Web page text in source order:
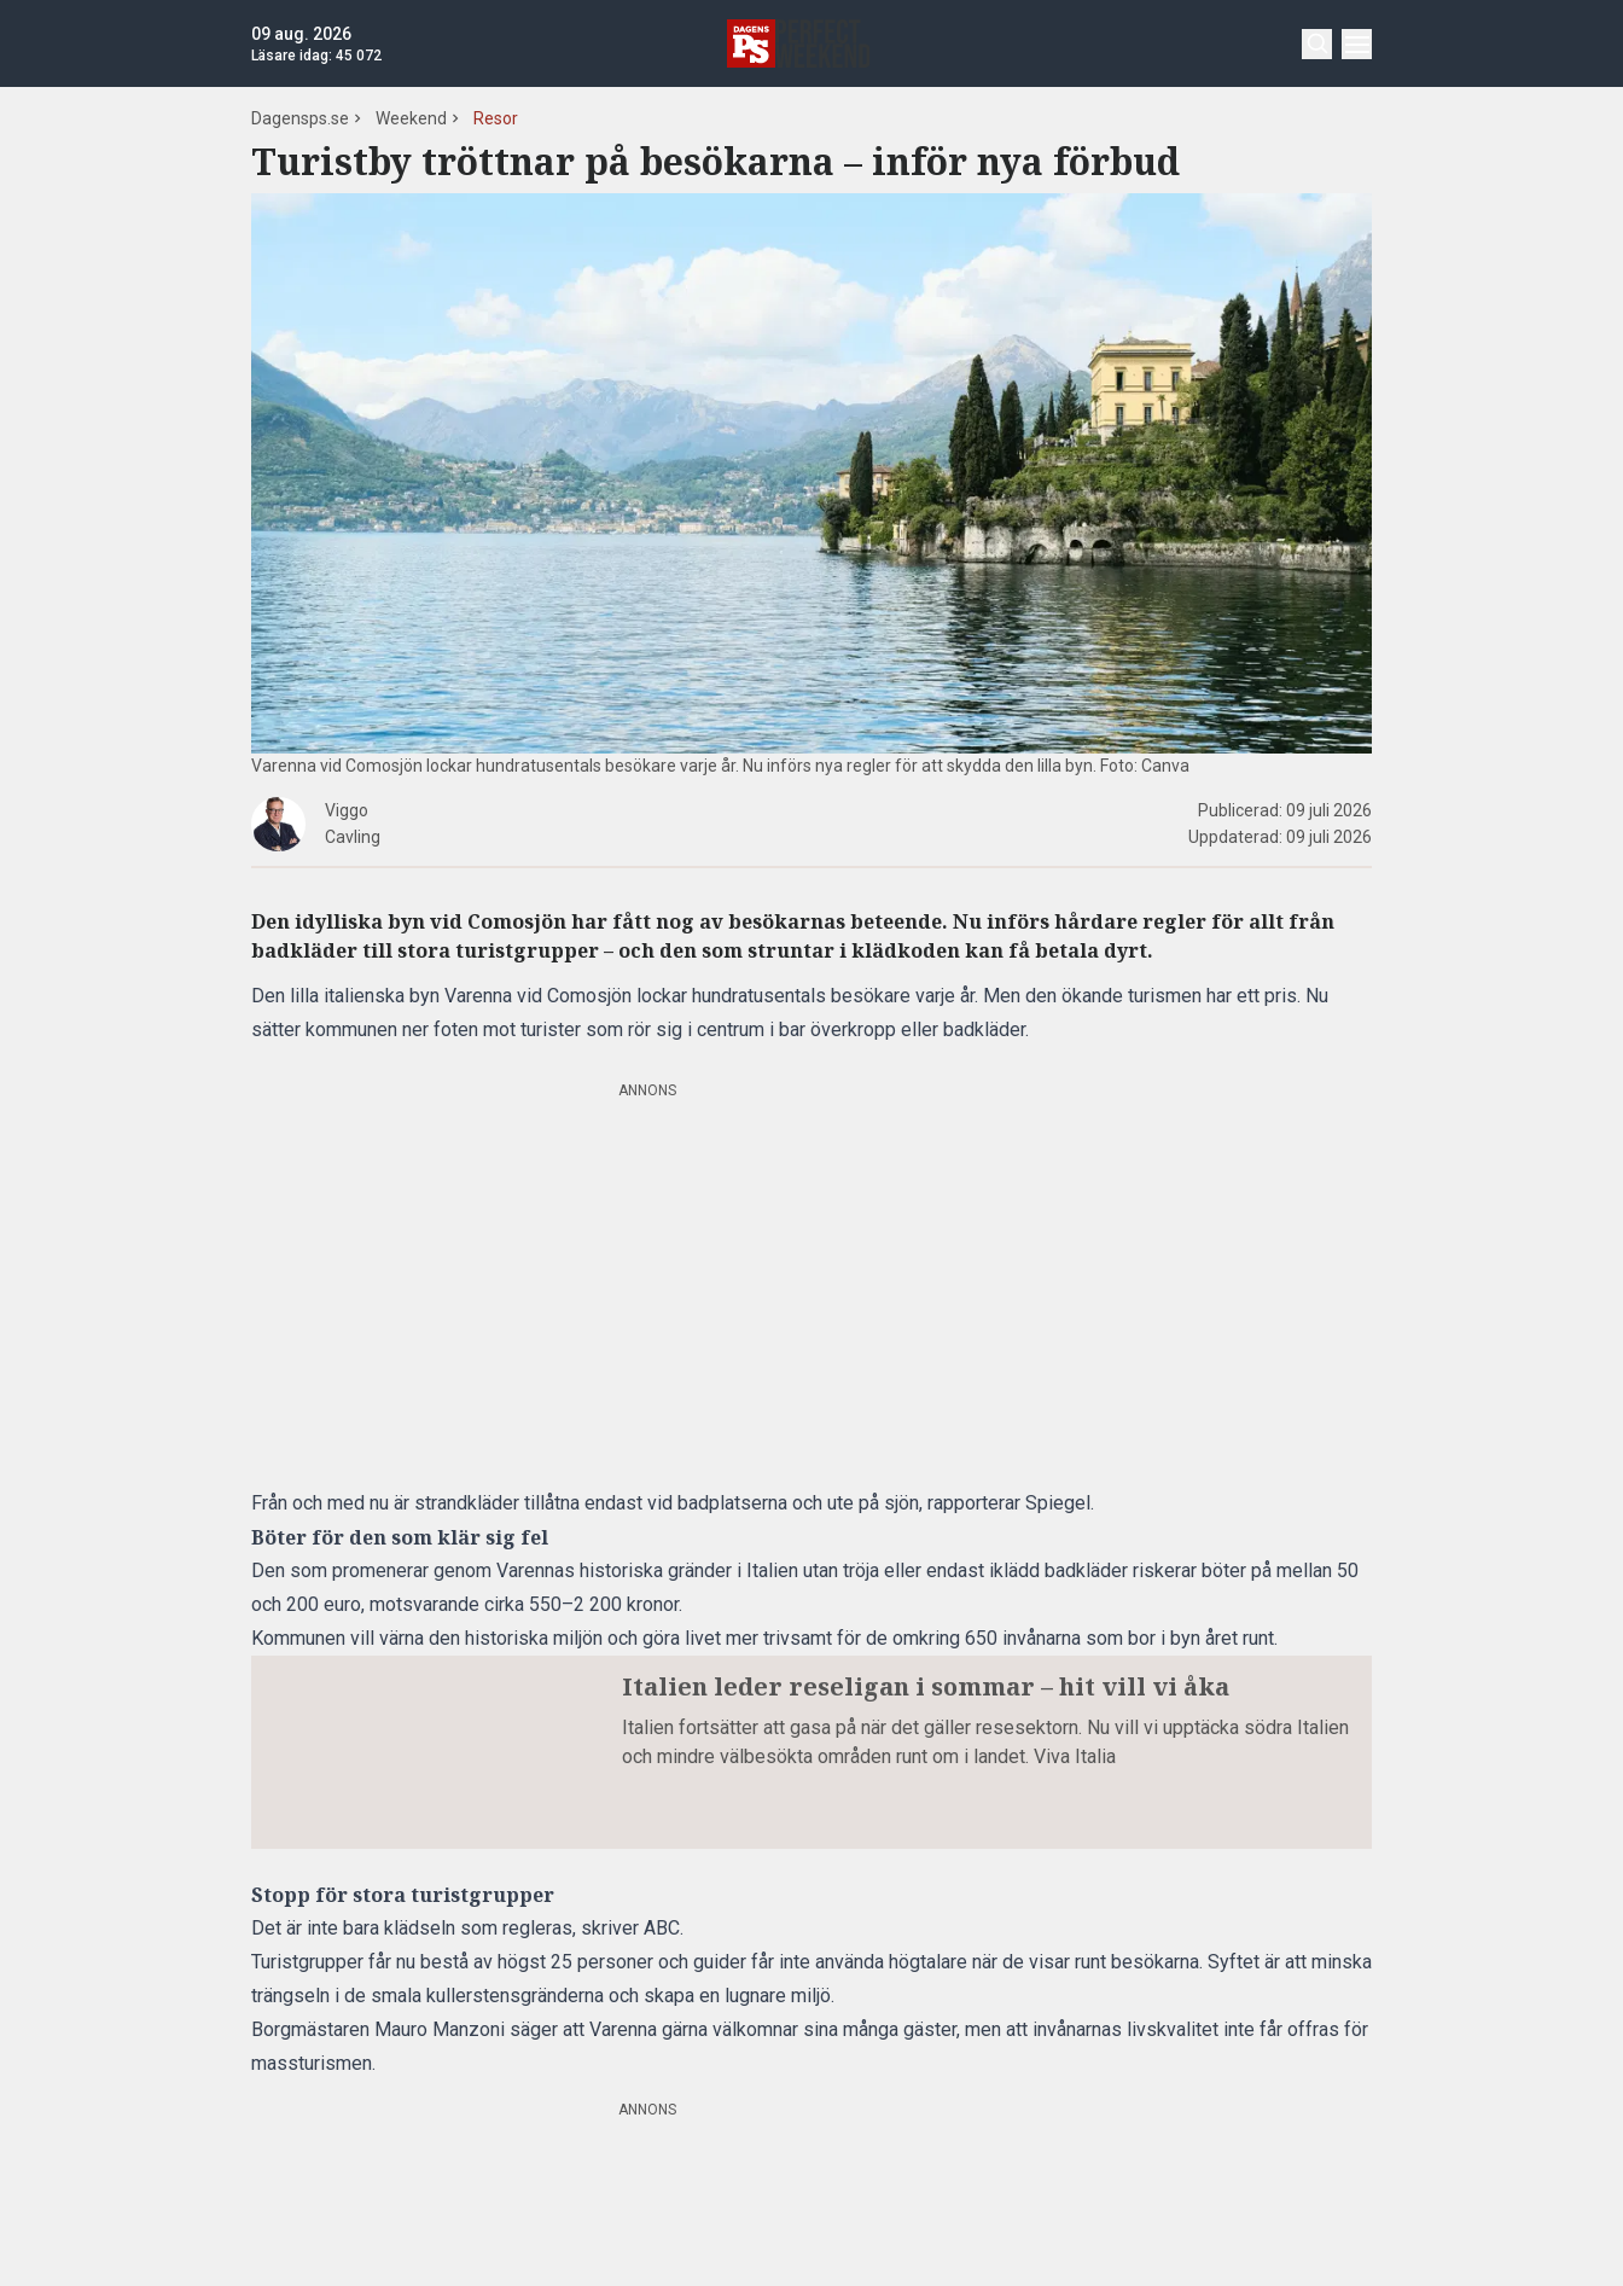
09 aug. 2026
Läsare idag: 45 072
Dagensps.se Weekend Resor
Turistby tröttnar på besökarna – inför nya förbud
Varenna vid Comosjön lockar hundratusentals besökare varje år. Nu införs nya regler för att skydda den lilla byn. Foto: Canva
Viggo
Cavling
Publicerad: 09 juli 2026
Uppdaterad: 09 juli 2026
Den idylliska byn vid Comosjön har fått nog av besökarnas beteende. Nu införs hårdare regler för allt från
badkläder till stora turistgrupper – och den som struntar i klädkoden kan få betala dyrt.
Den lilla italienska byn Varenna vid Comosjön lockar hundratusentals besökare varje år. Men den ökande turismen har ett pris. Nu
sätter kommunen ner foten mot turister som rör sig i centrum i bar överkropp eller badkläder.
ANNONS
Från och med nu är strandkläder tillåtna endast vid badplatserna och ute på sjön, rapporterar Spiegel.
Böter för den som klär sig fel
Den som promenerar genom Varennas historiska gränder i Italien utan tröja eller endast iklädd badkläder riskerar böter på mellan 50
och 200 euro, motsvarande cirka 550–2 200 kronor.
Kommunen vill värna den historiska miljön och göra livet mer trivsamt för de omkring 650 invånarna som bor i byn året runt.
Italien leder reseligan i sommar – hit vill vi åka
Italien fortsätter att gasa på när det gäller resesektorn. Nu vill vi upptäcka södra Italien
och mindre välbesökta områden runt om i landet. Viva Italia
Stopp för stora turistgrupper
Det är inte bara klädseln som regleras, skriver ABC.
Turistgrupper får nu bestå av högst 25 personer och guider får inte använda högtalare när de visar runt besökarna. Syftet är att minska
trängseln i de smala kullerstensgränderna och skapa en lugnare miljö.
Borgmästaren Mauro Manzoni säger att Varenna gärna välkomnar sina många gäster, men att invånarnas livskvalitet inte får offras för
massturismen.
ANNONS